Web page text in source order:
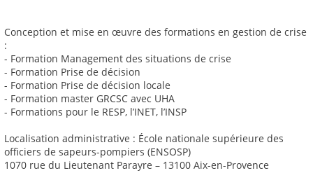
Conception et mise en œuvre des formations en gestion de crise
:
- Formation Management des situations de crise
- Formation Prise de décision
- Formation Prise de décision locale
- Formation master GRCSC avec UHA
- Formations pour le RESP, l’INET, l’INSP
Localisation administrative : École nationale supérieure des
officiers de sapeurs-pompiers (ENSOSP)
1070 rue du Lieutenant Parayre – 13100 Aix-en-Provence